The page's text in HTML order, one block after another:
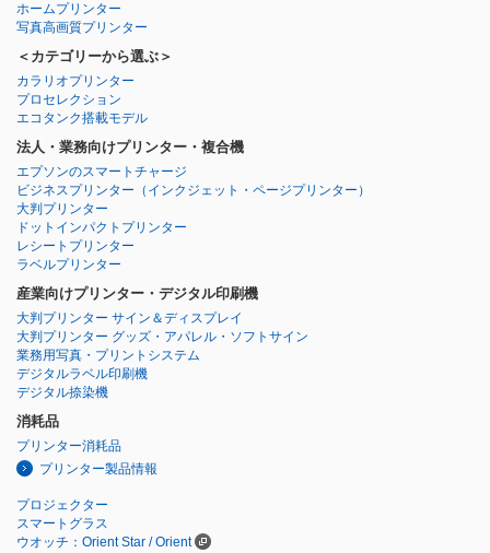
ホームプリンター
写真高画質プリンター
＜カテゴリーから選ぶ＞
カラリオプリンター
プロセレクション
エコタンク搭載モデル
法人・業務向けプリンター・複合機
エプソンのスマートチャージ
ビジネスプリンター （インクジェット・ページプリンター）
大判プリンター
ドットインパクトプリンター
レシートプリンター
ラベルプリンター
産業向けプリンター・デジタル印刷機
大判プリンター サイン＆ディスプレイ
大判プリンター グッズ・アパレル・ソフトサイン
業務用写真・プリントシステム
デジタルラベル印刷機
デジタル捺染機
消耗品
プリンター消耗品
プリンター製品情報
プロジェクター
スマートグラス
ウオッチ：Orient Star / Orient